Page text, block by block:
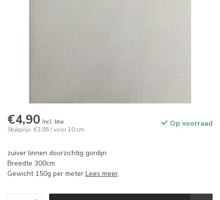
€4,90 Incl. btw
Stukprijs: €3,85 / voor 10 cm
Op voorraad
zuiver linnen doorzichtig gordijn
Breedte 300cm
Gewicht 150g per meter Lees meer.